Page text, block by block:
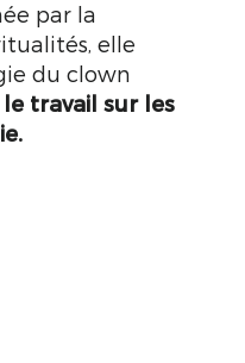
par la
elle
du clown
le travail sur les